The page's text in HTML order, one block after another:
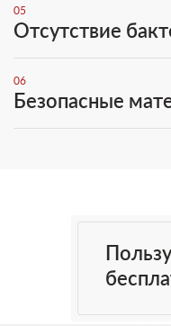
05
Отсутствие
06
Безопасные